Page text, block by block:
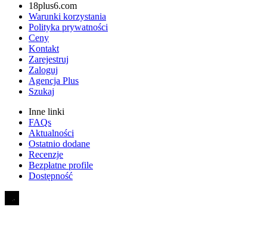
18plus6.com
Warunki korzystania
Polityka prywatności
Ceny
Kontakt
Zarejestruj
Zaloguj
Agencja Plus
Szukaj
Inne linki
FAQs
Aktualności
Ostatnio dodane
Recenzje
Bezpłatne profile
Dostępność